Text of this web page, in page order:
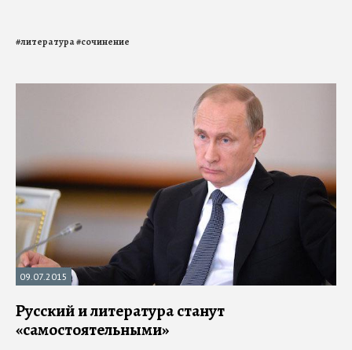
#литература#сочинение
09.07.2015
Русский и литература станут
«самостоятельными»